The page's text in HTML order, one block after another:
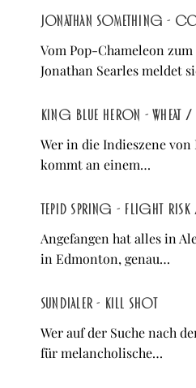
Jonathan Something -
Vom Pop-Chameleon
Jonathan Searles meldet
King Blue Heron - Wheat /
Wer in die Indieszene
kommt an einem…
Tepid Spring - Flight
Angefangen hat alles in
in Edmonton, genau…
Sundialer - Kill Shot
Wer auf der Suche nach
für melancholische…